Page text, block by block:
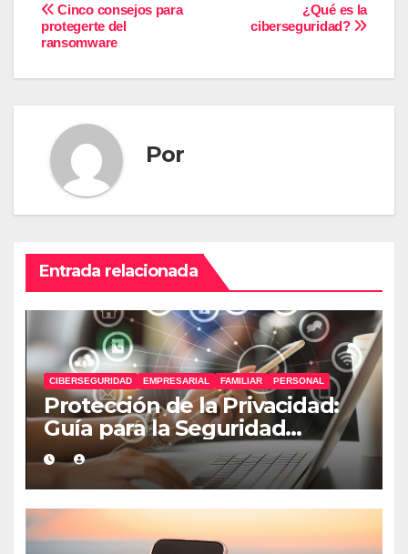
Navegación
de
¿Qué es la
ciberseguridad?
Cinco consejos para
protegerte del
ransomware
Por
Entrada relacionada
CIBERSEGURIDAD EMPRESARIAL FAMILIAR PERSONAL
Protección de la Privacidad:
Guía para la Seguridad
Personal, Familiar y
Empresarial